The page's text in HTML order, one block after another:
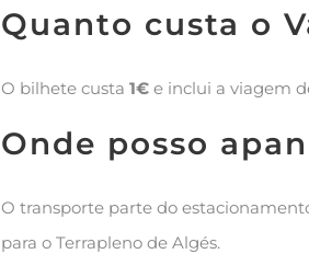
Quanto custa o
O bilhete custa 1€e inclui a viagem
Onde posso
O transporte parte do
para o Terrapleno de Algés.